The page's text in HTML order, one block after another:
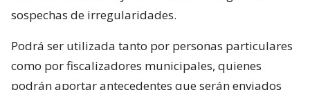
sospechas de irregularidades.
Podrá ser utilizada tanto por personas particulares
como por fiscalizadores municipales, quienes
podrán aportar antecedentes que serán enviados